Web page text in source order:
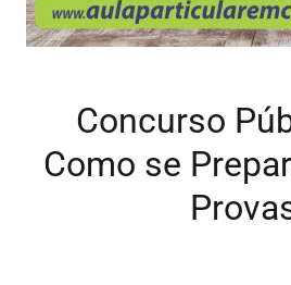
Concurso
Como se